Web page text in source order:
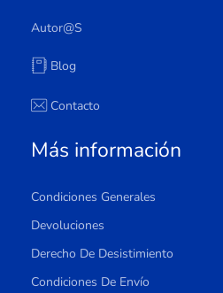
Autor@s
Blog
Contacto
Más información
Condiciones Generales
Devoluciones
Derecho De Desistimiento
Condiciones De Envío